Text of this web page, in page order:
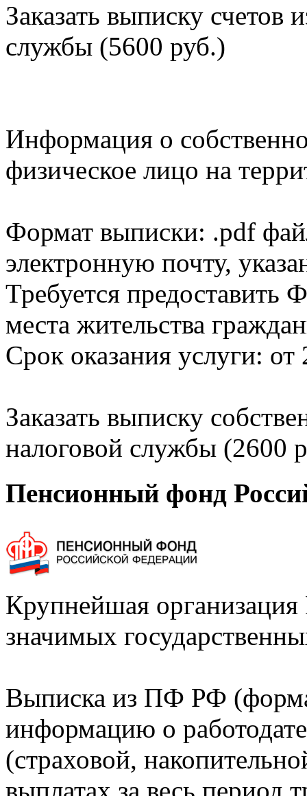
Заказать выписку счетов
службы (5600 руб.)
Информация о
физическое лицо на
Формат выписки: .pdf
электронную почту,
Требуется
места жительства
Срок оказания услуги: от
Заказать выписку
налоговой службы (2600
Пенсионный фонд
Крупнейшая
значимых
Выписка из ПФ РФ
информацию о
(страховой,
выплатах за весь период